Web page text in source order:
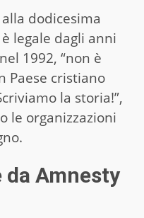
dodicesima
legale dagli anni
1992, “non è
Paese cristiano
la storia!”,
le organizzazioni
Amnesty